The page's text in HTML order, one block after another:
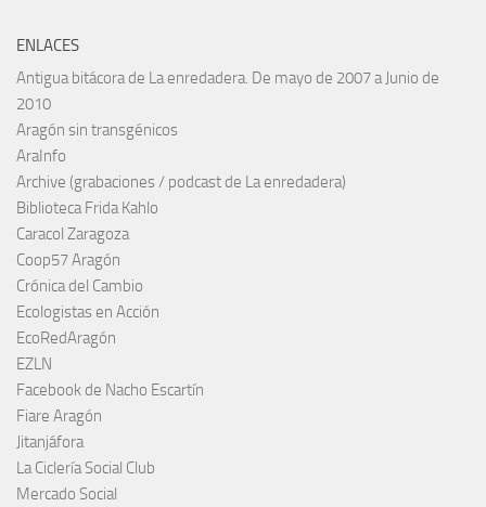
ENLACES
Antigua bitácora de La enredadera. De mayo de 2007 a Junio de
2010
Aragón sin transgénicos
AraInfo
Archive (grabaciones / podcast de La enredadera)
Biblioteca Frida Kahlo
Caracol Zaragoza
Coop57 Aragón
Crónica del Cambio
Ecologistas en Acción
EcoRedAragón
EZLN
Facebook de Nacho Escartín
Fiare Aragón
Jitanjáfora
La Ciclería Social Club
Mercado Social